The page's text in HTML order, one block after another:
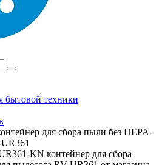
бытовой техники
для сбора пыли без HEPA-